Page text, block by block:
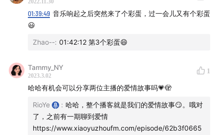
【控制回路：用多巴胺对抗多巴胺】
【两个回路的一体两面之一：成功和对成功上瘾】
【我们对当下的体验：扫地和观呼吸其实是一回
事】
1:01:35【两个回路的一体两面之二：创造力和精神分裂】
【两个回路的一体两面之三：建模能力和固定思
2022.11.30
01:39:49 音乐响起之后突然来了个彩蛋，过一会儿又有个彩蛋
😃
Zhao--: 01:42:12 第3个彩蛋😄
Tammy_NY
2023.3.02
1
哈哈有机会可以分享两位主播的爱情故事吗💗🫣
RioYe : 哈哈，整个播客就是我们的爱情故事😏。哦对
了，之前有一期聊到爱情
https://www.xiaoyuzhoufm.com/episode/62b3f0665